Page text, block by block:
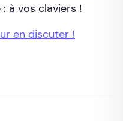
à vos claviers !
en discuter !